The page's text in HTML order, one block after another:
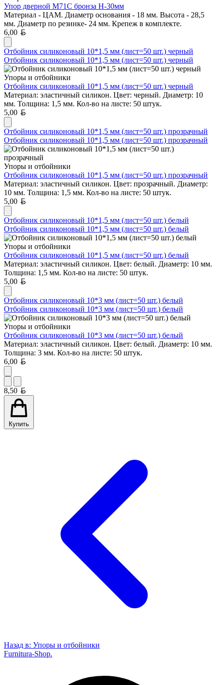
Упор дверной М71С бронза Н-30мм
Материал - ЦАМ. Диаметр основания - 18 мм. Высота - 28,5
мм. Диаметр по резинке- 24 мм. Крепеж в комплекте.
6,00
Отбойник силиконовый 10*1,5 мм (лист=50 шт.) черный
Отбойник силиконовый 10*1,5 мм (лист=50 шт.) черный
Упоры и отбойники
Отбойник силиконовый 10*1,5 мм (лист=50 шт.) черный
Материал: эластичный силикон. Цвет: черный. Диаметр: 10
мм. Толщина: 1,5 мм. Кол-во на листе: 50 штук.
5,00
Отбойник силиконовый 10*1,5 мм (лист=50 шт.) прозрачный
Отбойник силиконовый 10*1,5 мм (лист=50 шт.) прозрачный
Упоры и отбойники
Отбойник силиконовый 10*1,5 мм (лист=50 шт.) прозрачный
Материал: эластичный силикон. Цвет: прозрачный. Диаметр:
10 мм. Толщина: 1,5 мм. Кол-во на листе: 50 штук.
5,00
Отбойник силиконовый 10*1,5 мм (лист=50 шт.) белый
Отбойник силиконовый 10*1,5 мм (лист=50 шт.) белый
Упоры и отбойники
Отбойник силиконовый 10*1,5 мм (лист=50 шт.) белый
Материал: эластичный силикон. Цвет: белый. Диаметр: 10 мм.
Толщина: 1,5 мм. Кол-во на листе: 50 штук.
5,00
Отбойник силиконовый 10*3 мм (лист=50 шт.) белый
Отбойник силиконовый 10*3 мм (лист=50 шт.) белый
Упоры и отбойники
Отбойник силиконовый 10*3 мм (лист=50 шт.) белый
Материал: эластичный силикон. Цвет: белый. Диаметр: 10 мм.
Толщина: 3 мм. Кол-во на листе: 50 штук.
6,00
8,50
Купить
Назад в: Упоры и отбойники
Furnitura-Shop.